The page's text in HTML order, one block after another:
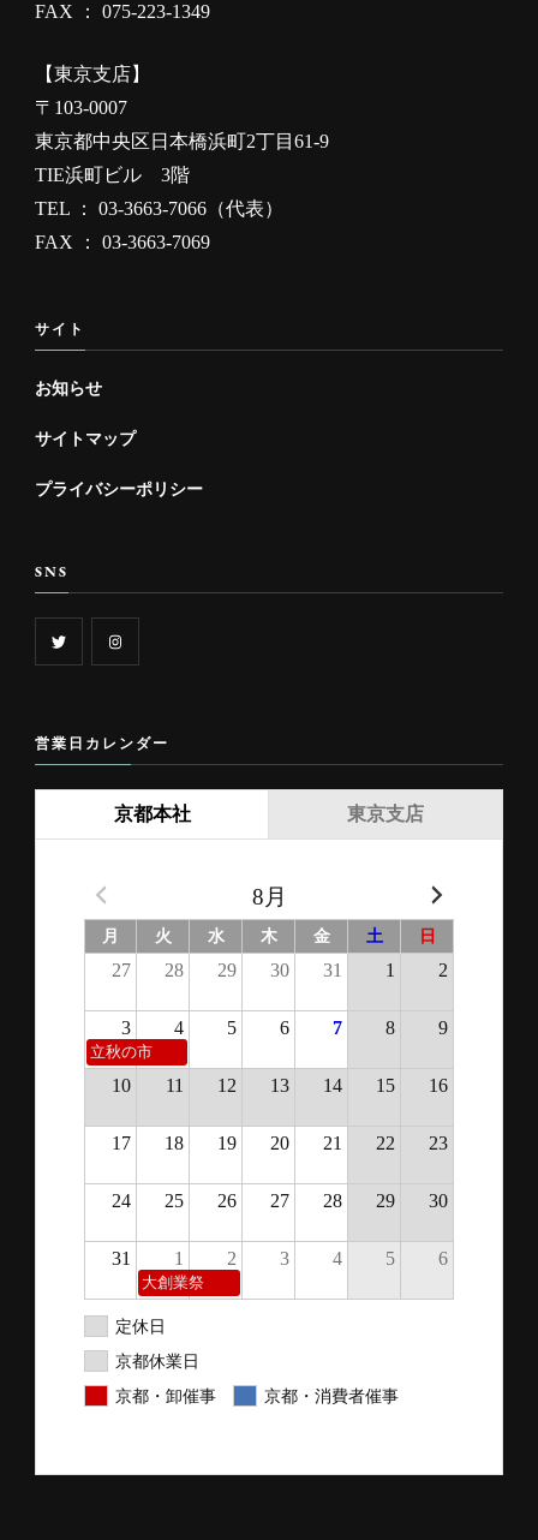
FAX ： 075-223-1349
【東京支店】
〒103-0007
東京都中央区日本橋浜町2丁目61-9
TIE浜町ビル 3階
TEL ： 03-3663-7066（代表）
FAX ： 03-3663-7069
サイト
お知らせ
サイトマップ
プライバシーポリシー
SNS
営業日カレンダー
京都本社
8月
月 火 水 木 金 土 日
27 28 29 30 31 1 2
3 4 5 6 7 8 9
立秋の市
10 11 12 13 14 15 16
17 18 19 20 21 22 23
24 25 26 27 28 29 30
31 1 2 3 4 5 6
大創業祭
定休日
京都休業日
京都・卸催事
京都・消費者催事
東京支店